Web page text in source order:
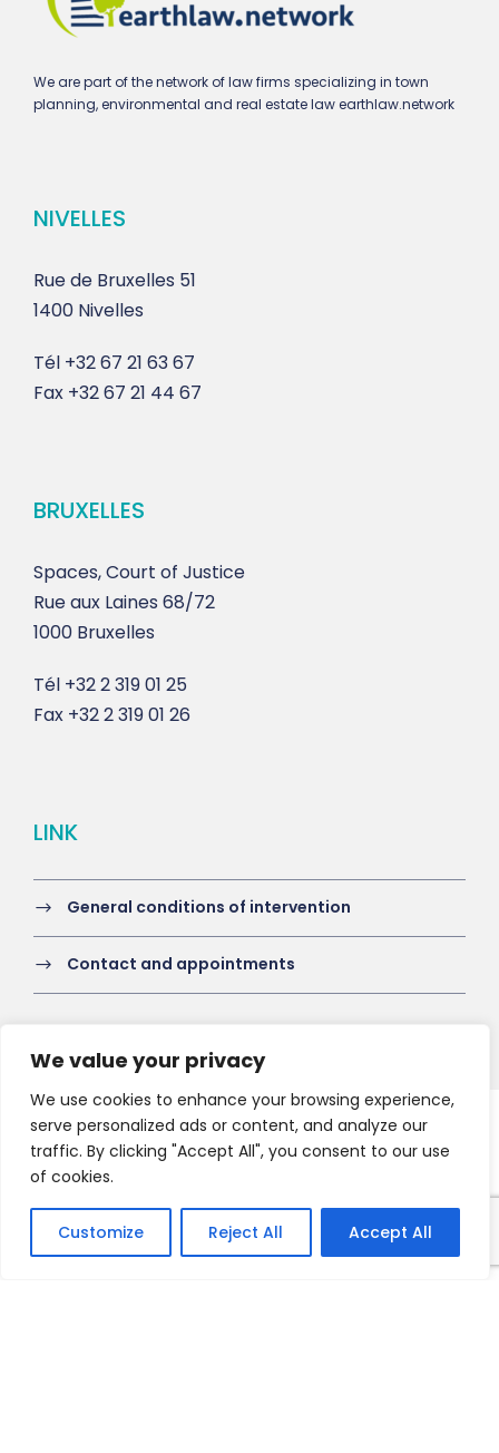
We value your privacy
We use cookies to enhance your browsing experience,
serve personalized ads or content, and analyze our
traffic. By clicking "Accept All", you consent to our use
of cookies.
Customize Reject All Accept All
We are part of the network of law firms specializing in town
planning, environmental and real estate law earthlaw.network
NIVELLES
Rue de Bruxelles 51
1400 Nivelles
Tél +32 67 21 63 67
Fax +32 67 21 44 67
BRUXELLES
Spaces, Court of Justice
Rue aux Laines 68/72
1000 Bruxelles
Tél +32 2 319 01 25
Fax +32 2 319 01 26
LINK
General conditions of intervention
Contact and appointments
Copyright 2021 HV-A, All Right Reserved